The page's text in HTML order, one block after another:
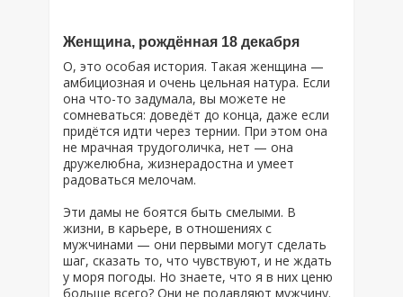
Женщина, рождённая 18 декабря
О, это особая история. Такая женщина —
амбициозная и очень цельная натура. Если
она что-то задумала, вы можете не
сомневаться: доведёт до конца, даже если
придётся идти через тернии. При этом она
не мрачная трудоголичка, нет — она
дружелюбна, жизнерадостна и умеет
радоваться мелочам.
Эти дамы не боятся быть смелыми. В
жизни, в карьере, в отношениях с
мужчинами — они первыми могут сделать
шаг, сказать то, что чувствуют, и не ждать
у моря погоды. Но знаете, что я в них ценю
больше всего? Они не подавляют мужчину.